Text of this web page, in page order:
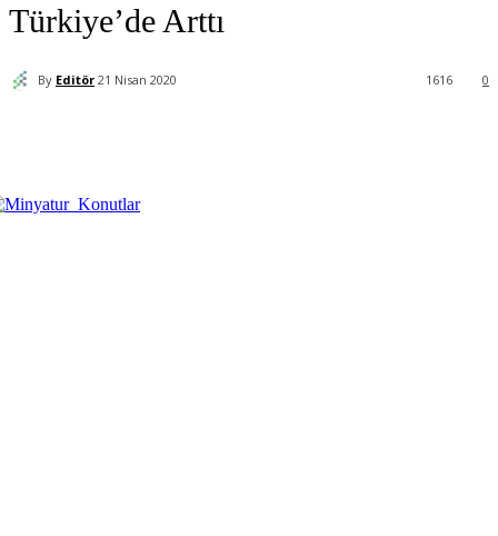
Türkiye’de Arttı
By Editör 21 Nisan 2020 0
1616